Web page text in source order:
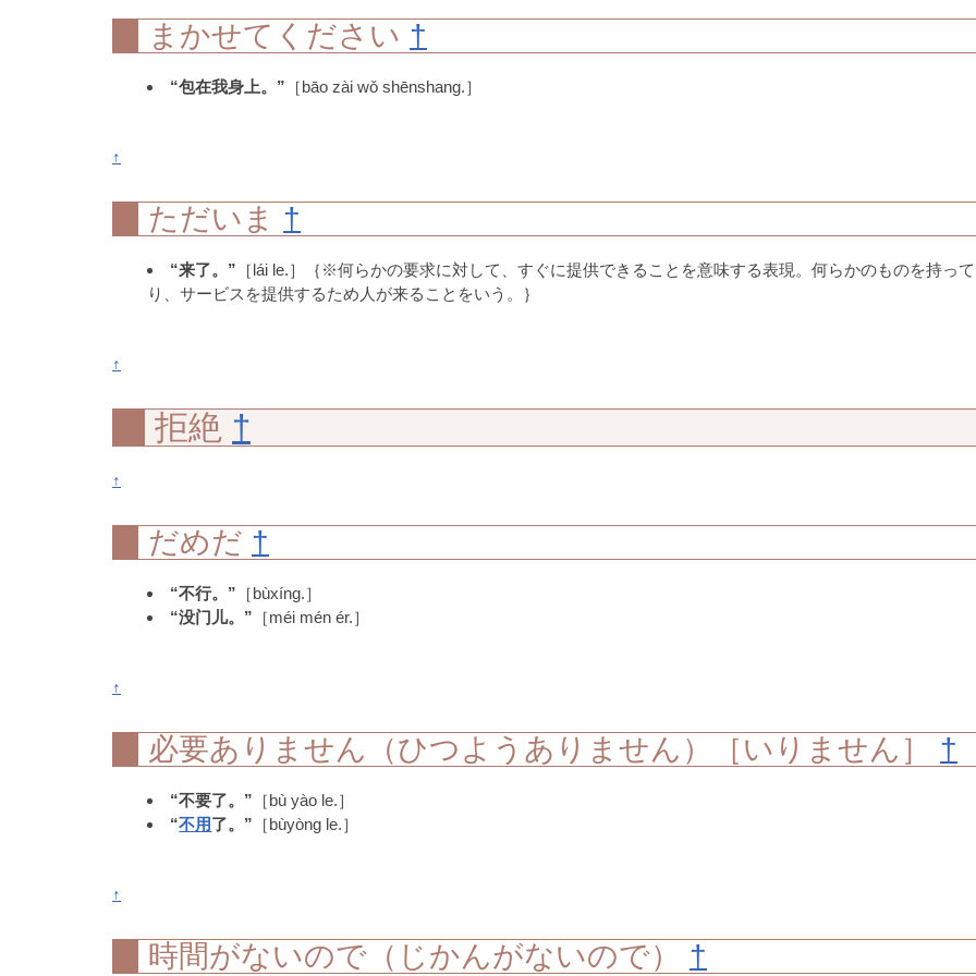
まかせてください †
“包在我身上。” ［bāo zài wǒ shēnshang.］
↑
ただいま †
“来了。” ［lái le.］｛※何らかの要求に対して、すぐに提供できることを意味する表現。何らかのものを持っ
り、サービスを提供するため人が来ることをいう。｝
↑
拒絶 †
↑
だめだ †
“不行。” ［bùxíng.］
“没门儿。” ［méi mén ér.］
↑
必要ありません（ひつようありません）［いりません］ †
“不要了。” ［bù yào le.］
“不用了。” ［bùyòng le.］
↑
時間がないので（じかんがないので） †